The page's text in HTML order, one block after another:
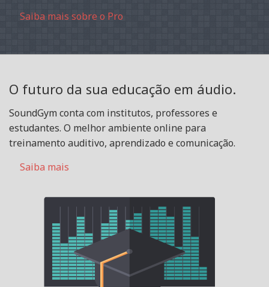
Saiba mais sobre o Pro
O futuro da sua educação em áudio.
SoundGym conta com institutos, professores e
estudantes. O melhor ambiente online para
treinamento auditivo, aprendizado e comunicação.
Saiba mais